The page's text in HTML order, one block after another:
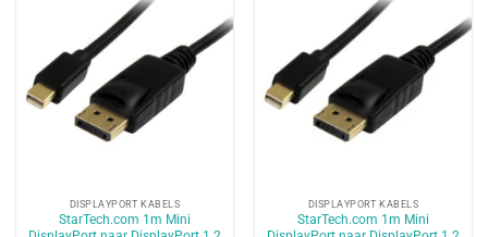
DISPLAYPORT KABELS
StarTech.com 1m Mini
DISPLAYPORT KABELS
StarTech.com 1m Mini